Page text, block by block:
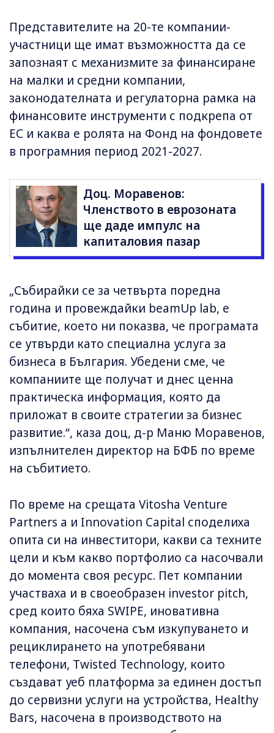
Представителите на 20-те компании-
участници ще имат възможността да се
запознаят с механизмите за финансиране
на малки и средни компании,
законодателната и регулаторна рамка на
финансовите инструменти с подкрепа от
ЕС и каква е ролята на Фонд на фондовете
в програмния период 2021-2027.
Доц. Моравенов:
Членството в еврозоната
ще даде импулс на
капиталовия пазар
„Събирайки се за четвърта поредна
година и провеждайки beamUp lab, е
събитие, което ни показва, че програмата
се утвърди като специална услуга за
бизнеса в България. Убедени сме, че
компаниите ще получат и днес ценна
практическа информация, която да
приложат в своите стратегии за бизнес
развитие.“, каза доц, д-р Маню Моравенов,
изпълнителен директор на БФБ по време
на събитието.
По време на срещата Vitosha Venture
Partners a и Innovation Capital споделиха
опита си на инвеститори, какви са техните
цели и към какво портфолио са насочвали
до момента своя ресурс. Пет компании
участваха и в своеобразен investor pitch,
сред които бяха SWIPE, иновативна
компания, насочена съм изкупуването и
рециклирането на употребявани
телефони, Twisted Technology, които
създават уеб платформа за единен достъп
до сервизни услуги на устройства, Healthy
Bars, насочена в производството на